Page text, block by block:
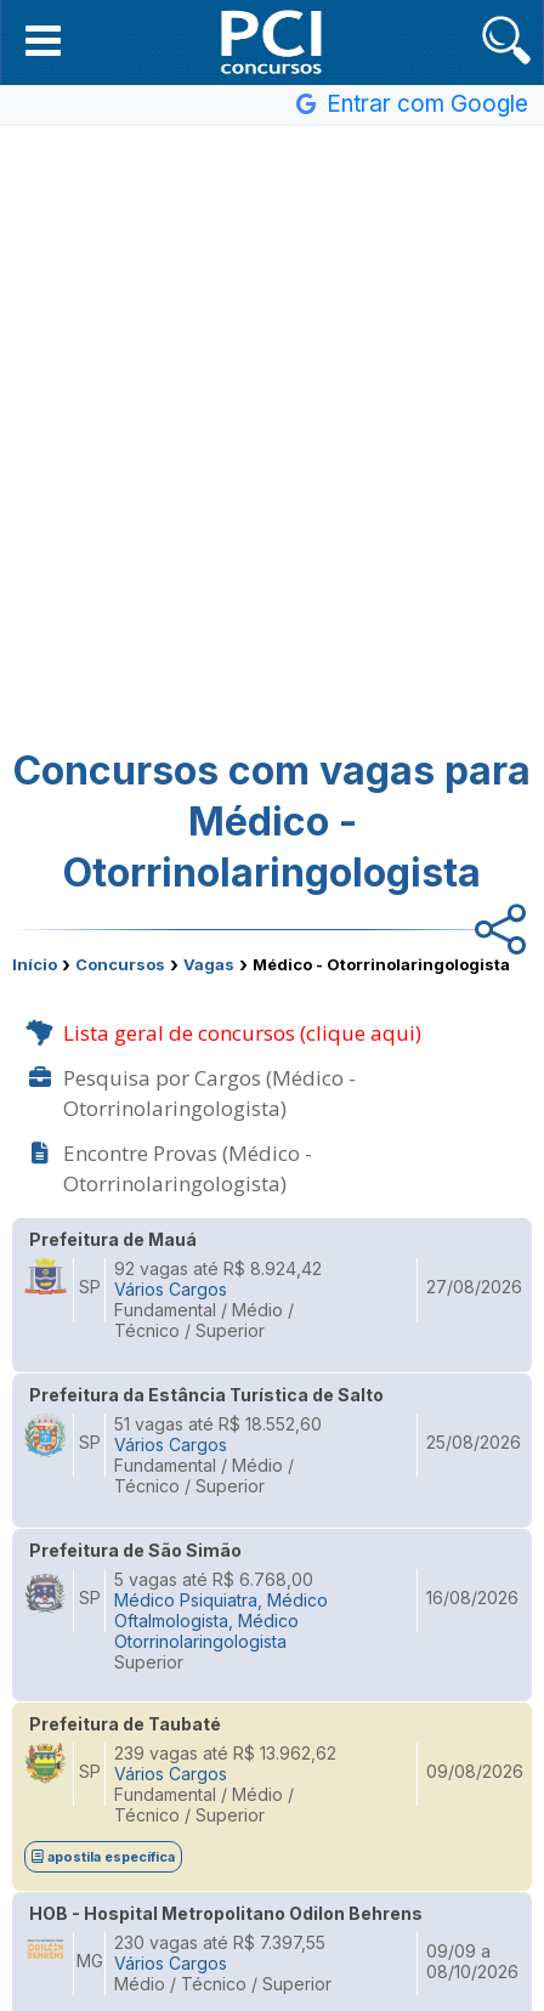
Entrar com Google
Concursos com vagas para
Médico -
Otorrinolaringologista
Início › Concursos › Vagas › Médico - Otorrinolaringologista
Lista geral de concursos (clique aqui)
Pesquisa por Cargos (Médico -
Otorrinolaringologista)
Encontre Provas (Médico -
Otorrinolaringologista)
Prefeitura de Mauá
SP
92 vagas até R$ 8.924,42
Vários Cargos
Fundamental / Médio /
Técnico / Superior
27/08/2026
Prefeitura da Estância Turística de Salto
SP
51 vagas até R$ 18.552,60
Vários Cargos
Fundamental / Médio /
Técnico / Superior
25/08/2026
Prefeitura de São Simão
SP
5 vagas até R$ 6.768,00
Médico Psiquiatra, Médico
Oftalmologista, Médico
Otorrinolaringologista
Superior
16/08/2026
Prefeitura de Taubaté
SP
239 vagas até R$ 13.962,62
Vários Cargos
Fundamental / Médio /
Técnico / Superior
09/08/2026
apostila específica
HOB - Hospital Metropolitano Odilon Behrens
MG
230 vagas até R$ 7.397,55
Vários Cargos
Médio / Técnico / Superior
09/09 a
08/10/2026